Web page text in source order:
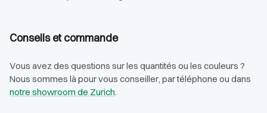
Conseils et commande
Vous avez des questions sur les quantités ou les couleurs ?
Nous sommes là pour vous conseiller, par téléphone ou dans
notre showroom de Zurich.